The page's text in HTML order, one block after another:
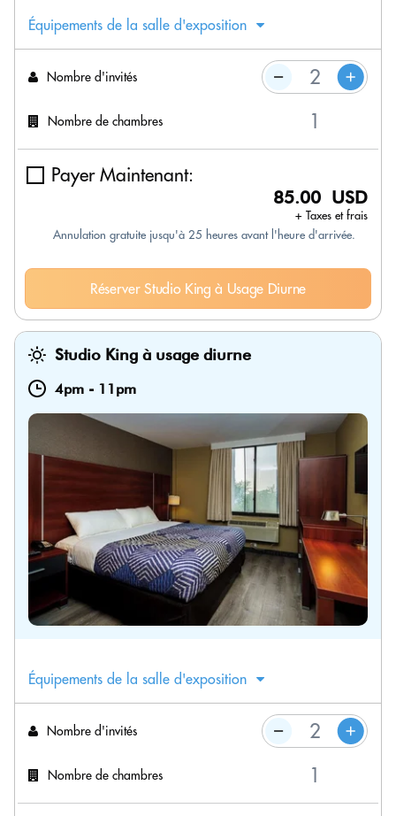
Équipements de la salle d'exposition
Nombre d'invités
Nombre de chambres
Payer Maintenant:
85.00 USD
+ Taxes et frais
Annulation gratuite jusqu'à 25 heures avant l'heure d'arrivée.
Réserver Studio King à Usage Diurne
Studio King à usage diurne
4pm - 11pm
Équipements de la salle d'exposition
Nombre d'invités
Nombre de chambres